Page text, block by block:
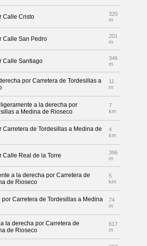
Calle Cristo
320
m
Calle San Pedro
201
m
Calle Santiago
346
m
por Carretera de Tordesillas a
11
m
a la derecha por
a Medina de Rioseco
7
km
Carretera de Tordesillas a Medina de
4
km
Calle Real de la Torre
396
m
a la derecha por Carretera de
de Rioseco
5
km
por Carretera de Tordesillas a Medina
74
m
la derecha por Carretera de
de Rioseco
617
m